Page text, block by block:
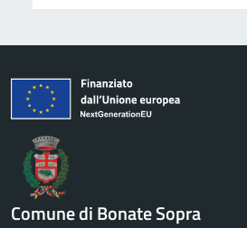
Comune di Bonate Sopra